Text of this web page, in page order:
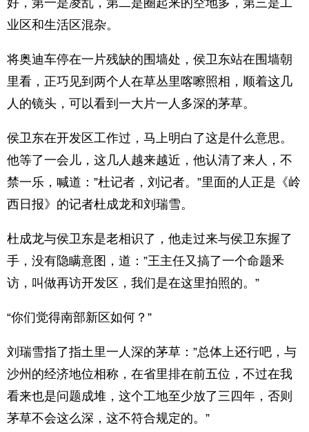
好，第一是凌乱，第二是圈起来的空地多，第三是工
业区和生活区混杂。
将奥迪车停在一片残缺的围墙处，侯卫东站在围墙朝
里看，正巧见到两个人在草丛里喀嚓照相，顺着这几
人的镜头，可以看到一大片一人多深的茅草。
侯卫东在开发区工作过，马上明白了这是什么意思。
他等了一会儿，这几人越来越近，他认清了来人，不
禁一乐，喊道：”杜记者，刘记者。”里面的人正是《岭
西日报》的记者杜成龙和刘瑞雪。
杜成龙与侯卫东是老相识了，他走过来与侯卫东握了
手，没有隐瞒意图，道：”王主任又搞了一个命题釆
访，叫做再访开发区，我们是在这里拍照的。”
“你们觉得南部新区如何？”
刘瑞雪指了指土里一人深的茅草：”总体上还行吧，与
沙州的经济地位相称，在省里排在前五位，不过在我
看来也是问题成堆，这个工地至少放了三四年，否则
茅草不会这么深，这不符合规定的。”